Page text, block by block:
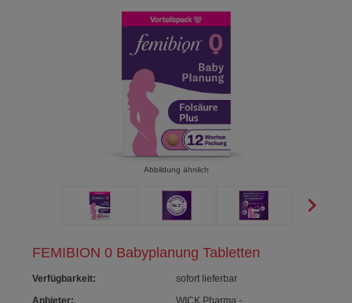
FEMIBION 0 Babyplanung Tabletten
Verfügbarkeit:
sofort lieferbar
Anbieter:
WICK Pharma -
Abbildung ähnlich